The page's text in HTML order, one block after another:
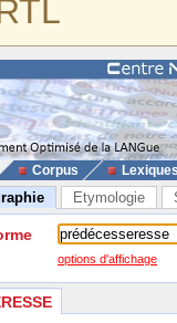
Corpus
Etymologie
options d'affichage